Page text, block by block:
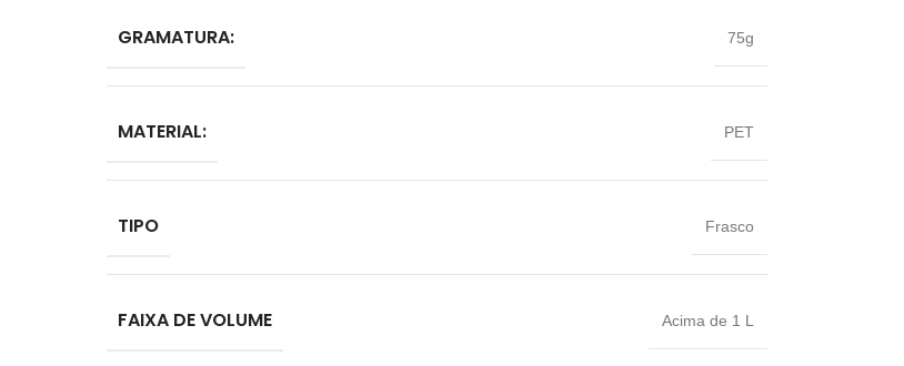
GRAMATURA: 75g
MATERIAL: PET
TIPO Frasco
FAIXA DE VOLUME Acima de 1 L